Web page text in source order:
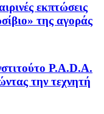
εκπτώσεις
της αγοράς
P.A.D.A.
την τεχνητή